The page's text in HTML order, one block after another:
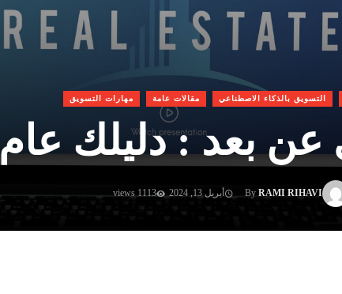
التسويق بالذكاء الاصطناعي مقالات عامة مهارات التسويق
بعد : دليلك عام 2024
By RAMI RIHAVI أبريل 13, 2024 1113 views